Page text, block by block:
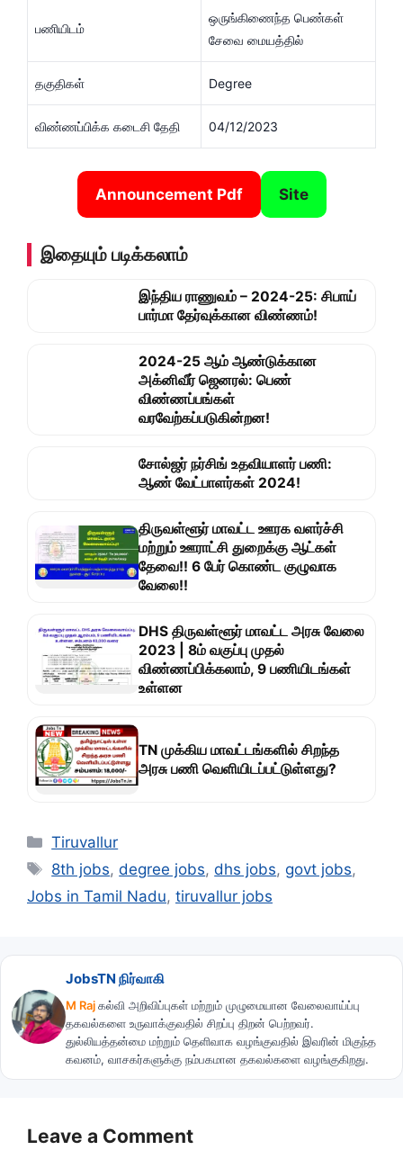
பணியிடம்
ஒருங்கிணைந்த பெண்கள்‌
சேவை மையத்தில்‌
தகுதிகள் Degree
விண்ணப்பிக்க கடைசி தேதி 04/12/2023
Announcement Pdf Site
இதையும் படிக்கலாம்
இந்திய ராணுவம் – 2024-25: சிபாய்
பார்மா தேர்வுக்கான விண்ணம்!
2024-25 ஆம் ஆண்டுக்கான
அக்னிவீர் ஜெனரல்: பெண்
விண்ணப்பங்கள்
வரவேற்கப்படுகின்றன!
சோல்ஜர் நர்சிங் உதவியாளர் பணி:
ஆண் வேட்பாளர்கள் 2024!
திருவள்ளூர் மாவட்ட ஊரக வளர்ச்சி
மற்றும் ஊராட்சி துறைக்கு ஆட்கள்
தேவை!! 6 பேர் கொண்ட குழுவாக
வேலை!!
DHS திருவள்ளூர் மாவட்ட அரசு வேலை
2023 | 8ம் வகுப்பு முதல்
விண்ணப்பிக்கலாம், 9 பணியிடங்கள்
உள்ளன
TN முக்கிய மாவட்டங்களில் சிறந்த
அரசு பணி வெளியிடப்பட்டுள்ளது?
Categories
Tiruvallur
Tags
8th jobs,degree jobs,dhs jobs,govt jobs,
Jobs in Tamil Nadu, tiruvallur jobs
JobsTN நிர்வாகி
M Rajகல்வி அறிவிப்புகள் மற்றும் முழுமையான வேலைவாய்ப்பு
தகவல்களை உருவாக்குவதில் சிறப்பு திறன் பெற்றவர்.
துல்லியத்தன்மை மற்றும் தெளிவாக வழங்குவதில் இவரின் மிகுந்த
கவனம், வாசகர்களுக்கு நம்பகமான தகவல்களை வழங்குகிறது.
Leave a Comment